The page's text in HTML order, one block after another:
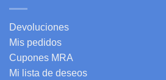
Devoluciones
Mis pedidos
Cupones MRA
Mi lista de deseos